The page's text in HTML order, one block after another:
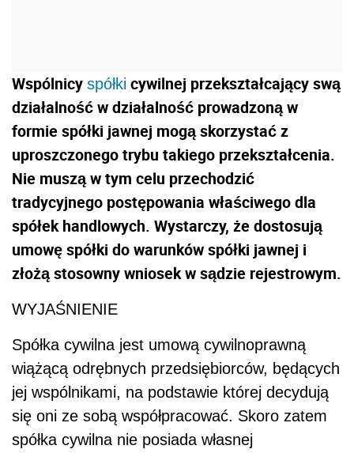
Wspólnicy spółki cywilnej przekształcający swą
działalność w działalność prowadzoną w
formie spółki jawnej mogą skorzystać z
uproszczonego trybu takiego przekształcenia.
Nie muszą w tym celu przechodzić
tradycyjnego postępowania właściwego dla
spółek handlowych. Wystarczy, że dostosują
umowę spółki do warunków spółki jawnej i
złożą stosowny wniosek w sądzie rejestrowym.
WYJAŚNIENIE
Spółka cywilna jest umową cywilnoprawną
wiążącą odrębnych przedsiębiorców, będących
jej wspólnikami, na podstawie której decydują
się oni ze sobą współpracować. Skoro zatem
spółka cywilna nie posiada własnej